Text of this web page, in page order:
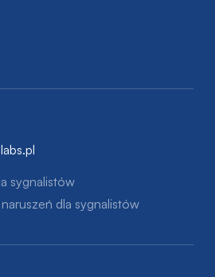
sygnalistów
dla sygnalistów